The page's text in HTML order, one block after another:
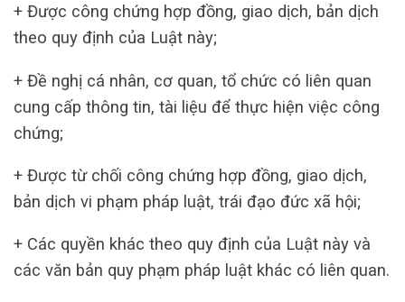
+ Được công chứng hợp đồng, giao dịch, bản dịch
theo quy định của Luật này;
+ Đề nghị cá nhân, cơ quan, tổ chức có liên quan
cung cấp thông tin, tài liệu để thực hiện việc công
chứng;
+ Được từ chối công chứng hợp đồng, giao dịch,
bản dịch vi phạm pháp luật, trái đạo đức xã hội;
+ Các quyền khác theo quy định của Luật này và
các văn bản quy phạm pháp luật khác có liên quan.